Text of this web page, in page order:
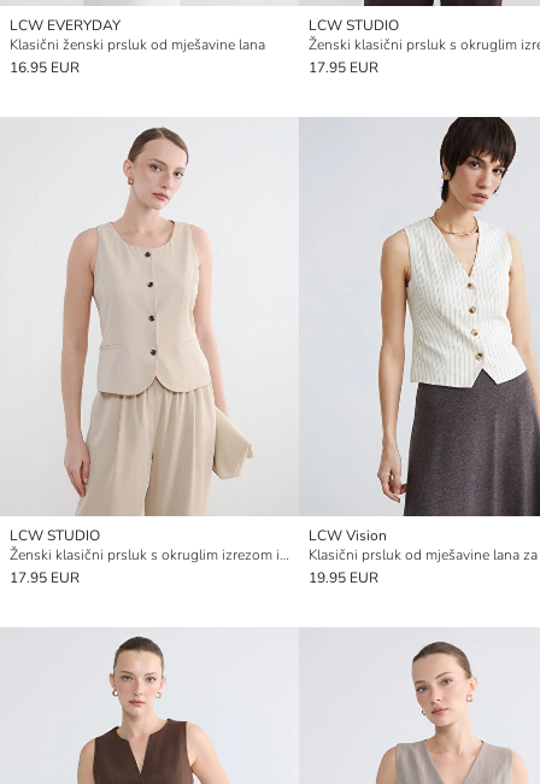
LCW EVERYDAY
Klasični ženski prsluk od mješavine lana
16.95 EUR
LCW STUDIO
17.95 EUR
LCW STUDIO
Ženski klasični prsluk s okruglim izrezom i uzorkom
17.95 EUR
LCW Vision
19.95 EUR